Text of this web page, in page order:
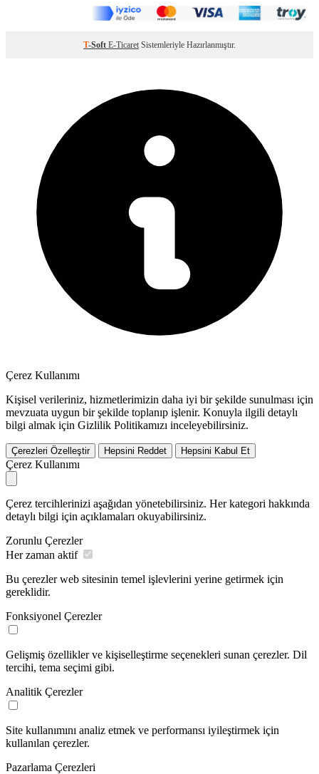
T-Soft E-Ticaret Sistemleriyle Hazırlanmıştır.
Çerez Kullanımı
Kişisel verileriniz, hizmetlerimizin daha iyi bir şekilde sunulması için
mevzuata uygun bir şekilde toplanıp işlenir. Konuyla ilgili detaylı
bilgi almak için Gizlilik Politikamızı inceleyebilirsiniz.
Çerezleri Özelleştir Hepsini Reddet Hepsini Kabul Et
Çerez Kullanımı
Çerez tercihlerinizi aşağıdan yönetebilirsiniz. Her kategori hakkında
detaylı bilgi için açıklamaları okuyabilirsiniz.
Zorunlu Çerezler
Her zaman aktif
Bu çerezler web sitesinin temel işlevlerini yerine getirmek için
gereklidir.
Fonksiyonel Çerezler
Gelişmiş özellikler ve kişiselleştirme seçenekleri sunan çerezler. Dil
tercihi, tema seçimi gibi.
Analitik Çerezler
Site kullanımını analiz etmek ve performansı iyileştirmek için
kullanılan çerezler.
Pazarlama Çerezleri